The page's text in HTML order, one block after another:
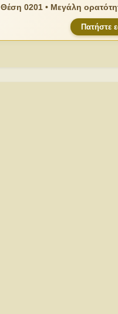
Θέση 0201 • Μεγάλη
Πατήστε